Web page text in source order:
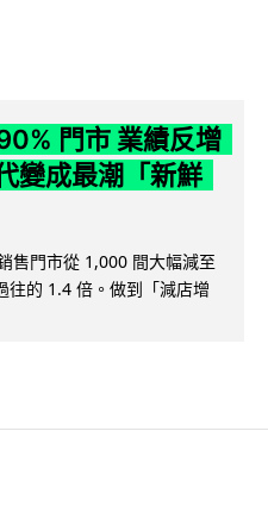
門市 業績反增
變成最潮「新鮮
售門市從 1,000 間大幅減至
往的 1.4 倍。做到「減店增